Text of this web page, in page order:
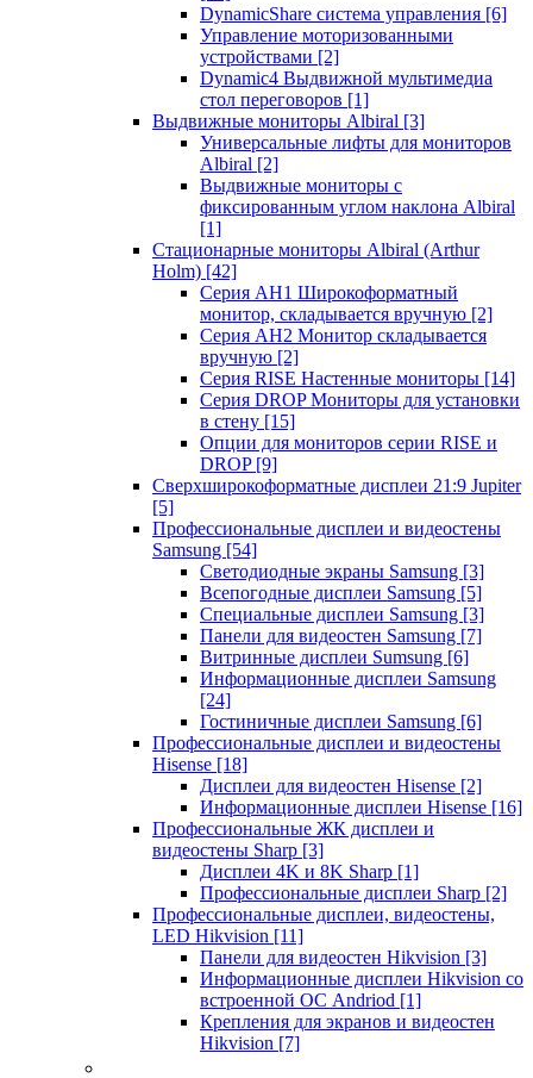
DynamicShare система управления [6]
Управление моторизованными
устройствами [2]
Dynamic4 Выдвижной мультимедиа
стол переговоров [1]
Выдвижные мониторы Albiral [3]
Универсальные лифты для мониторов
Albiral [2]
Выдвижные мониторы с
фиксированным углом наклона Albiral
[1]
Стационарные мониторы Albiral (Arthur
Holm) [42]
Серия AH1 Широкоформатный
монитор, складывается вручную [2]
Серия AH2 Монитор складывается
вручную [2]
Серия RISE Настенные мониторы [14]
Серия DROP Мониторы для установки
в стену [15]
Опции для мониторов серии RISE и
DROP [9]
Сверхширокоформатные дисплеи 21:9 Jupiter
[5]
Профессиональные дисплеи и видеостены
Samsung [54]
Светодиодные экраны Samsung [3]
Всепогодные дисплеи Samsung [5]
Специальные дисплеи Samsung [3]
Панели для видеостен Samsung [7]
Витринные дисплеи Sumsung [6]
Информационные дисплеи Samsung
[24]
Гостиничные дисплеи Samsung [6]
Профессиональные дисплеи и видеостены
Hisense [18]
Дисплеи для видеостен Hisense [2]
Информационные дисплеи Hisense [16]
Профессиональные ЖК дисплеи и
видеостены Sharp [3]
Дисплеи 4K и 8K Sharp [1]
Профессиональные дисплеи Sharp [2]
Профессиональные дисплеи, видеостены,
LED Hikvision [11]
Панели для видеостен Hikvision [3]
Информационные дисплеи Hikvision со
встроенной ОС Andriod [1]
Крепления для экранов и видеостен
Hikvision [7]